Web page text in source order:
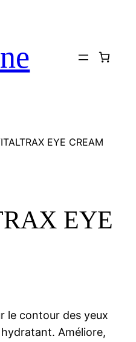
EYE CREAM
EYE
le contour des yeux
Améliore,